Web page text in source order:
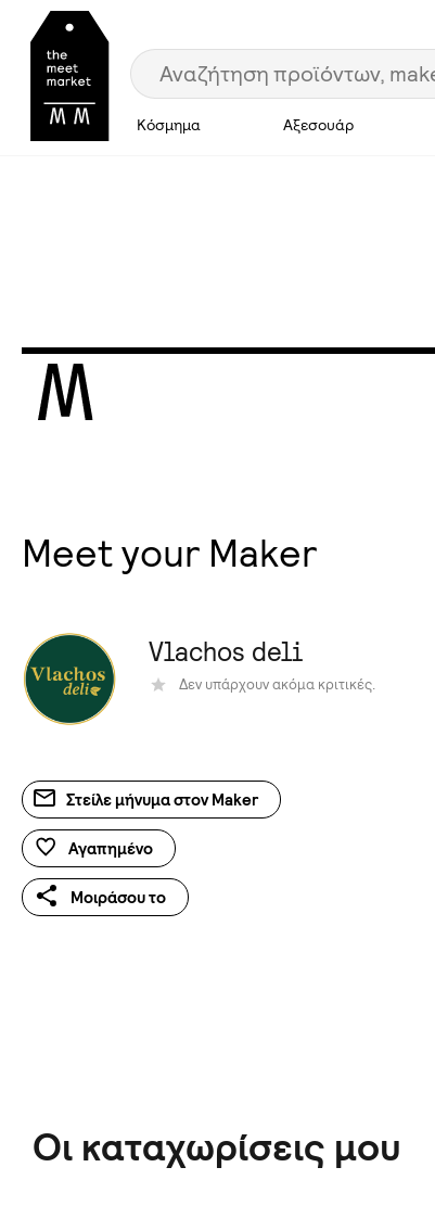
Κόσμημα Αξεσουάρ
Meet your Maker
Vlachos deli
Δεν υπάρχουν ακόμα κριτικές.
Στείλε μήνυμα στον Maker
Αγαπημένο
Μοιράσου το
Οι καταχωρίσεις μου